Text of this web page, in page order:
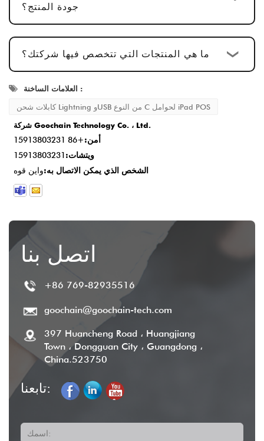
الإنتاج، يكون وقت التسليم عادةً2-5 أيام عمل
،
ونحن نقدم خدمة ما بعد البيع شاملة لضمان رضا
العملاء.
جودة المنتج؟
ما هي المنتجات التي تتخصص فيها شركتك؟
العلامات الساخنة :
كابلات شحن Lightning وUSB من النوع C لحوامل iPad POS
شركة Goochain Technology Co. ، Ltd.
أمن:+86 15913803231
ويتشات:15913803231
الشخص الذي يمكن الاتصال به:واين قوه
اتصل بنا
+86 769-82935516
goochain@goochain-tech.com
397 Huancheng Road ، Huangjiang
Town ، Dongguan City ، Guangdong ،
China.523750
تابعنا:
اسمك: